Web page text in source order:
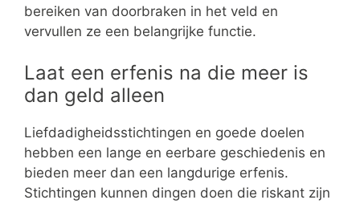
bereiken van doorbraken in het veld en
vervullen ze een belangrijke functie.
Laat een erfenis na die meer is
dan geld alleen
Liefdadigheidsstichtingen en goede doelen
hebben een lange en eerbare geschiedenis en
bieden meer dan een langdurige erfenis.
Stichtingen kunnen dingen doen die riskant zijn